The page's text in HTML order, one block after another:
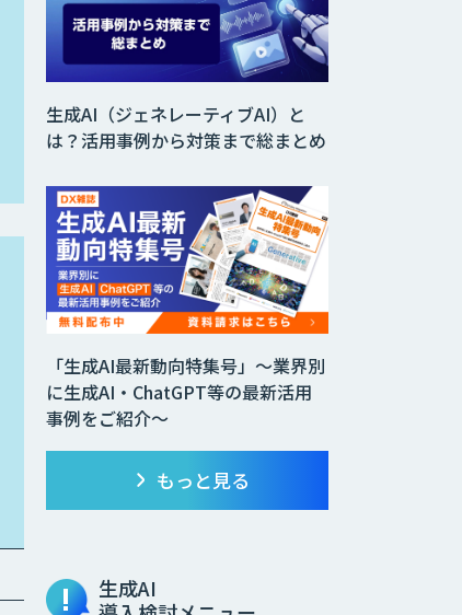
生成AI（ジェネレーティブAI）と
は？活用事例から対策まで総まとめ
「生成AI最新動向特集号」～業界別
に生成AI・ChatGPT等の最新活用
事例をご紹介～
もっと見る
生成AI